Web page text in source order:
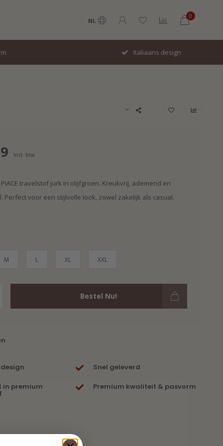
NL
0
Italiaans design
Incl. btw
PIACE travelstof jurk in olijfgroen. Kreukvrij, ademend en
Perfect voor een stijlvolle look, zowel zakelijk als casual.
M L XL XXL
Bestel Nu!
Snel geleverd
in premium Premium kwaliteit & pasvorm